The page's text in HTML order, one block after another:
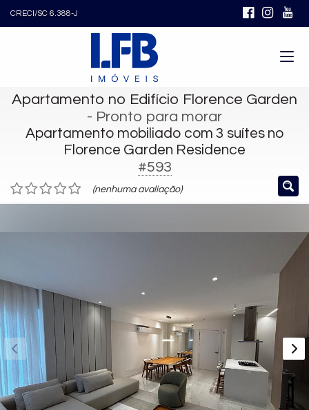
CRECI/SC 6.388-J
Apartamento no Edifício Florence Garden
- Pronto para morar
Apartamento mobiliado com 3 suítes no
Florence Garden Residence
#593
(nenhuma avaliação)